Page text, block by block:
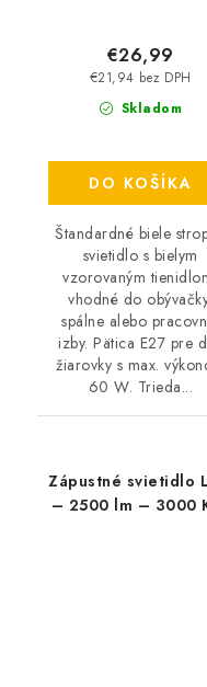
Skladom
€21,94 bez DPH
€26,99
DO KOŠÍKA
Štandardné biele
svietidlo s bielym
vzorovaným
vhodné do
spálne alebo
izby. Pätica E27 pre
žiarovky s max.
60 W. Trieda...
Zápustné svietidlo
– 2500 lm – 3000